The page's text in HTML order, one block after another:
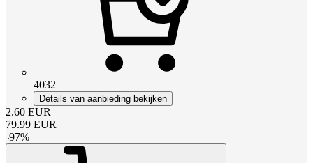
4032
Details van aanbieding bekijken
2.60 EUR
79.99 EUR
-97%